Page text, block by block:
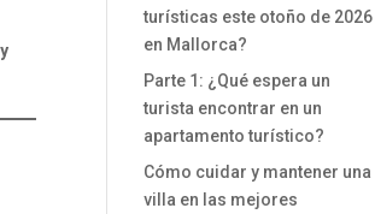
turísticas este otoño de 2026
en Mallorca?
Parte 1: ¿Qué espera un
turista encontrar en un
apartamento turístico?
Cómo cuidar y mantener una
villa en las mejores